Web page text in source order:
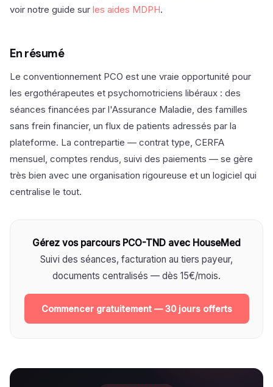
voir notre guide sur les aides MDPH.
En résumé
Le conventionnement PCO est une vraie opportunité pour
les ergothérapeutes et psychomotriciens libéraux : des
séances financées par l'Assurance Maladie, des familles
sans frein financier, un flux de patients adressés par la
plateforme. La contrepartie — contrat type, CERFA
mensuel, comptes rendus, suivi des paiements — se gère
très bien avec une organisation rigoureuse et un logiciel qui
centralise le tout.
Gérez vos parcours PCO-TND avec HouseMed
Suivi des séances, facturation au tiers payeur,
documents centralisés — dès 15€/mois.
Commencer gratuitement — 30 jours offerts